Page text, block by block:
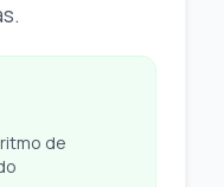
de